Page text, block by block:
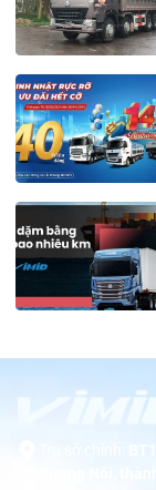
Dương Nội,